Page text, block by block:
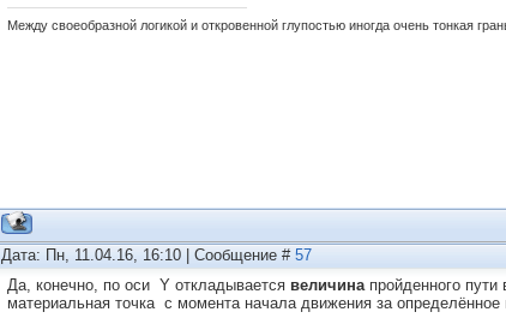
Между своеобразной логикой и откровенной глупостью иногда очень тонкая
Дата: Пн, 11.04.16, 16:10 | Сообщение # 57
Да, конечно, по оси Y откладывается величинапройденного пути
материальная точка с момента начала движения за